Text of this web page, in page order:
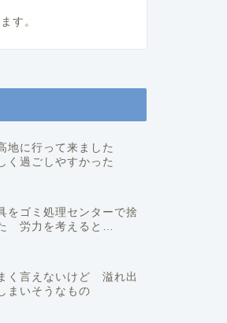
す。
地に行って来ました
く過ごしやすかった
をゴミ処理センターで捨
労力を考えると…
く言えないけど 溢れ出
まいそうなもの